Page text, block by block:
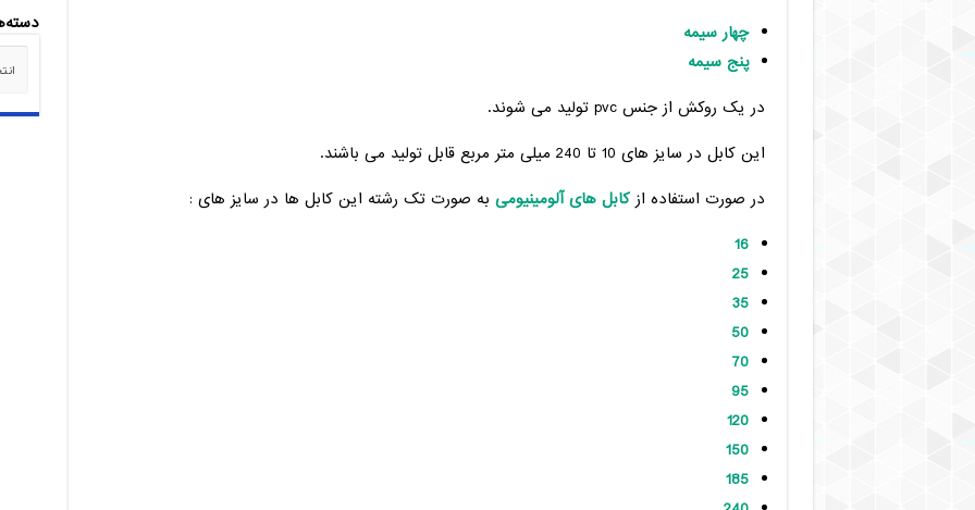
چهار سیمه
پنج سیمه
در یک روکش از جنس pvc تولید می شوند.
این کابل در سایز های 10 تا 240 میلی متر مربع قابل تولید می باشند.
در صورت استفاده ازکابل های آلومینیومی به صورت تک رشته این کابل ها در سایز های :
16
25
35
50
70
95
120
150
185